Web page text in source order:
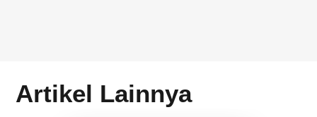
Artikel Lainnya